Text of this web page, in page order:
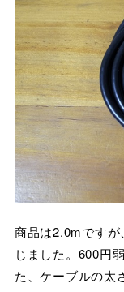
商品は2.0mです
じました。600円
た、ケーブルの太